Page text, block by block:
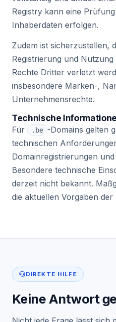
Registry kann eine
Inhaberdaten erfolgen.
Zudem ist sicherzustellen,
Registrierung und
Rechte Dritter verletzt
insbesondere Marken-,
Unternehmensrechte.
Technische
Für .be -Domains gelten
technischen
Domainregistrierungen
Besondere technische
derzeit nicht bekannt.
die aktuellen Vorgaben der
DIREKTE HILFE
Keine Antwort